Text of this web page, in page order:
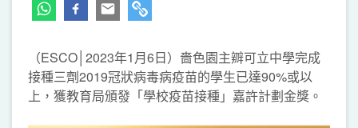
（ESCO│2023年1月6日）嗇色園主辧可立中學完成
接種三劑2019冠狀病毒病疫苗的學生已達90%或以
上，獲教育局頒發「學校疫苗接種」嘉許計劃金獎。